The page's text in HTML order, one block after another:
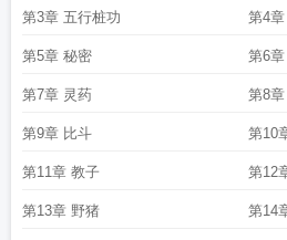
第3章 五行桩功 第4
第5章 秘密 第6
第7章 灵药 第8
第9章 比斗 第10
第11章 教子 第12
第13章 野猪 第14